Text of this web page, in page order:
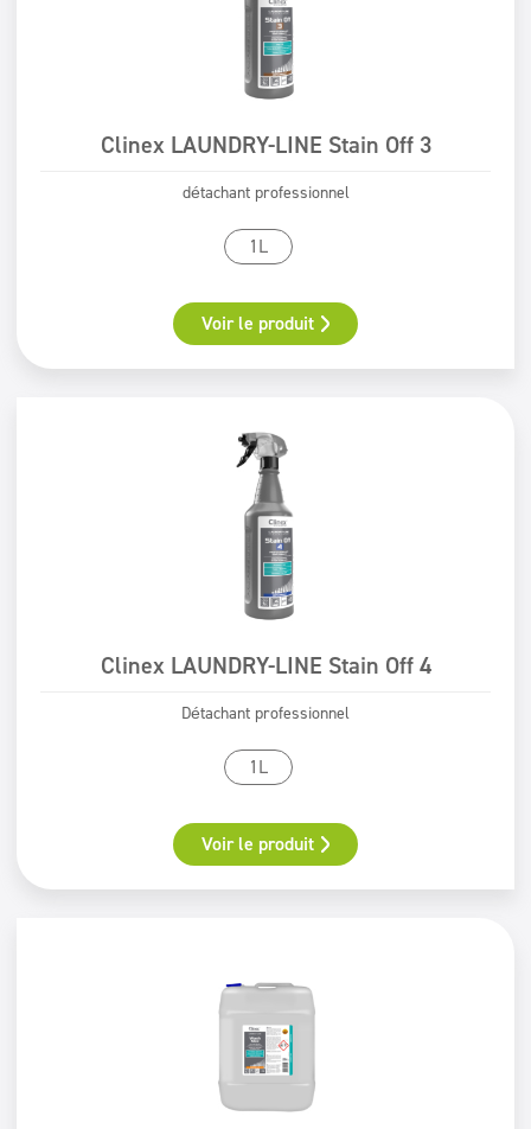
Clinex LAUNDRY-LINE Stain Off 3
détachant professionnel
1L
Voir le produit
Clinex LAUNDRY-LINE Stain Off 4
Détachant professionnel
1L
Voir le produit